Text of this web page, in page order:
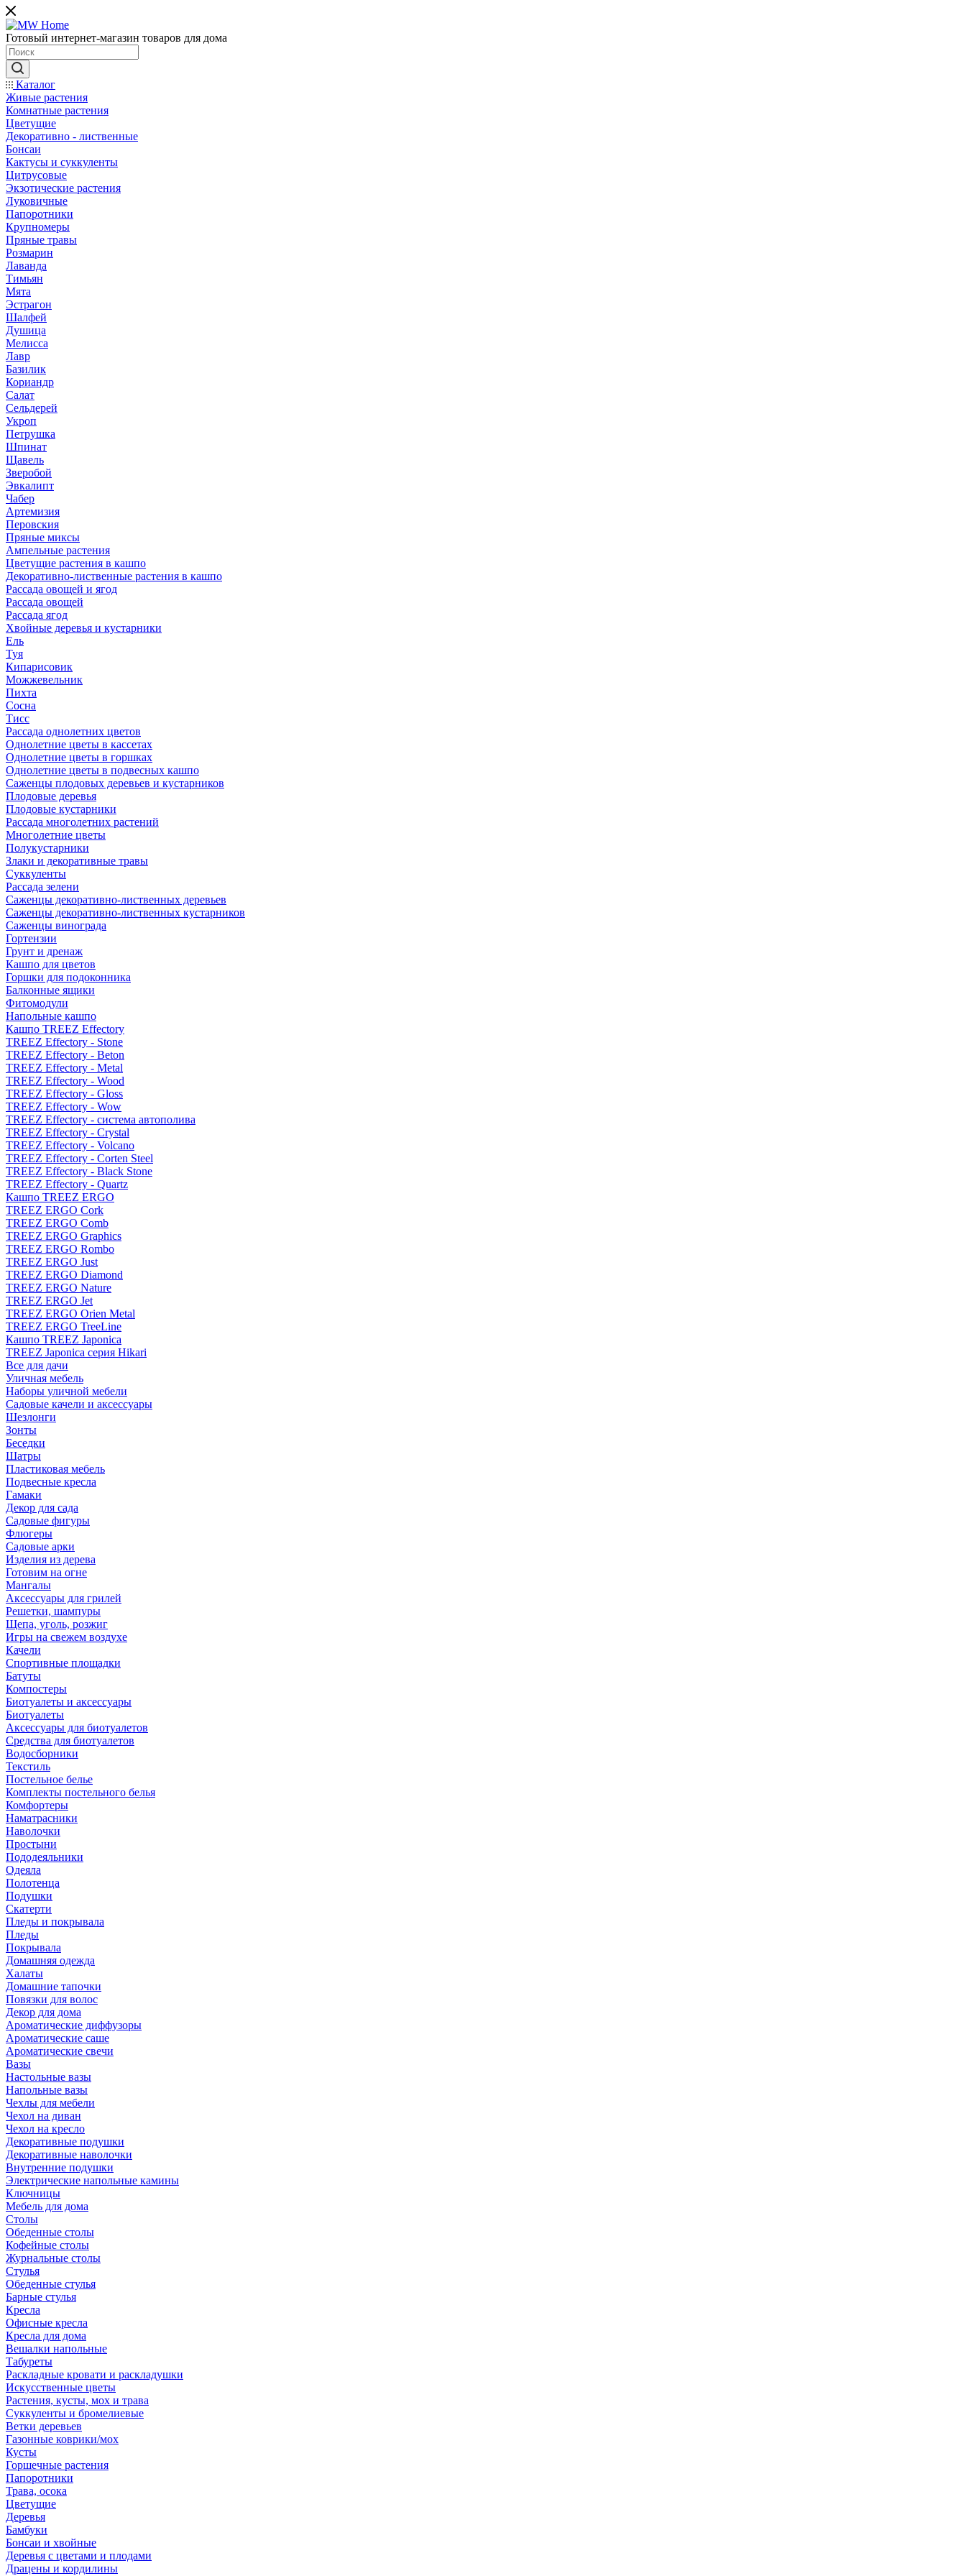
Готовый интернет-магазин товаров для дома
Каталог
Живые растения
Комнатные растения
Цветущие
Декоративно - лиственные
Бонсаи
Кактусы и суккуленты
Цитрусовые
Экзотические растения
Луковичные
Папоротники
Крупномеры
Пряные травы
Розмарин
Лаванда
Тимьян
Мята
Эстрагон
Шалфей
Душица
Мелисса
Лавр
Базилик
Кориандр
Салат
Сельдерей
Укроп
Петрушка
Шпинат
Щавель
Зверобой
Эвкалипт
Чабер
Артемизия
Перовския
Пряные миксы
Ампельные растения
Цветущие растения в кашпо
Декоративно-лиственные растения в кашпо
Рассада овощей и ягод
Рассада овощей
Рассада ягод
Хвойные деревья и кустарники
Ель
Туя
Кипарисовик
Можжевельник
Пихта
Сосна
Тисc
Рассада однолетних цветов
Однолетние цветы в кассетах
Однолетние цветы в горшках
Однолетние цветы в подвесных кашпо
Саженцы плодовых деревьев и кустарников
Плодовые деревья
Плодовые кустарники
Рассада многолетних растений
Многолетние цветы
Полукустарники
Злаки и декоративные травы
Суккуленты
Рассада зелени
Саженцы декоративно-лиственных деревьев
Саженцы декоративно-лиственных кустарников
Саженцы винограда
Гортензии
Грунт и дренаж
Кашпо для цветов
Горшки для подоконника
Балконные ящики
Фитомодули
Напольные кашпо
Кашпо TREEZ Effectory
TREEZ Effectory - Stone
TREEZ Effectory - Beton
TREEZ Effectory - Metal
TREEZ Effectory - Wood
TREEZ Effectory - Gloss
TREEZ Effectory - Wow
TREEZ Effectory - система автополива
TREEZ Effectory - Crystal
TREEZ Effectory - Volcano
TREEZ Effectory - Corten Steel
TREEZ Effectory - Black Stone
TREEZ Effectory - Quartz
Кашпо TREEZ ERGO
TREEZ ERGO Cork
TREEZ ERGO Comb
TREEZ ERGO Graphics
TREEZ ERGO Rombo
TREEZ ERGO Just
TREEZ ERGO Diamond
TREEZ ERGO Nature
TREEZ ERGO Jet
TREEZ ERGO Orien Metal
TREEZ ERGO TreeLine
Кашпо TREEZ Japonica
TREEZ Japonica серия Hikari
Все для дачи
Уличная мебель
Наборы уличной мебели
Садовые качели и аксессуары
Шезлонги
Зонты
Беседки
Шатры
Пластиковая мебель
Подвесные кресла
Гамаки
Декор для сада
Садовые фигуры
Флюгеры
Садовые арки
Изделия из дерева
Готовим на огне
Мангалы
Аксессуары для грилей
Решетки, шампуры
Щепа, уголь, розжиг
Игры на свежем воздухе
Качели
Спортивные площадки
Батуты
Компостеры
Биотуалеты и аксессуары
Биотуалеты
Аксессуары для биотуалетов
Средства для биотуалетов
Водосборники
Текстиль
Постельное белье
Комплекты постельного белья
Комфортеры
Наматрасники
Наволочки
Простыни
Пододеяльники
Одеяла
Полотенца
Подушки
Скатерти
Пледы и покрывала
Пледы
Покрывала
Домашняя одежда
Халаты
Домашние тапочки
Повязки для волос
Декор для дома
Ароматические диффузоры
Ароматические саше
Ароматические свечи
Вазы
Настольные вазы
Напольные вазы
Чехлы для мебели
Чехол на диван
Чехол на кресло
Декоративные подушки
Декоративные наволочки
Внутренние подушки
Электрические напольные камины
Ключницы
Мебель для дома
Столы
Обеденные столы
Кофейные столы
Журнальные столы
Стулья
Обеденные стулья
Барные стулья
Кресла
Офисные кресла
Кресла для дома
Вешалки напольные
Табуреты
Раскладные кровати и раскладушки
Искусственные цветы
Растения, кусты, мох и трава
Суккуленты и бромелиевые
Ветки деревьев
Газонные коврики/мох
Кусты
Горшечные растения
Папоротники
Трава, осока
Цветущие
Деревья
Бамбуки
Бонсаи и хвойные
Деревья с цветами и плодами
Драцены и кордилины